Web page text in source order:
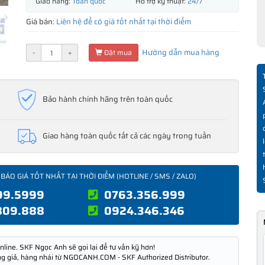
Giá bán: Liên hệ để có giá tốt nhất tại thời điểm
- + Đặt mua Hướng dẫn mua hàng
Bảo hành chính hãng trên toàn quốc
Giao hàng toàn quốc tất cả các ngày trong tuần
GIÁ TỐT NHẤT TẠI THỜI ĐIỂM (HOTLINE / SMS / ZALO)
0763.356.999
0924.346.346
SKF Ngọc Anh sẽ gọi lại để tư vấn kỹ hơn!
hàng nhái từ NGOCANH.COM - SKF Authorized Distributor.